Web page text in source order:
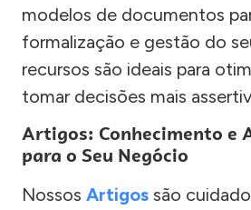
modelos de documentos
formalização e gestão do
recursos são ideais para
tomar decisões mais
Artigos: Conhecimento e
para o Seu Negócio
Nossos Artigos são